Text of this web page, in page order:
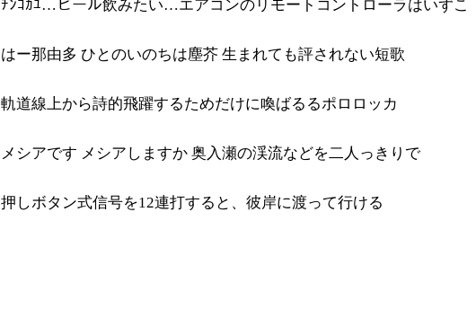
ﾁﾝｺｶﾕ…ビール飲みたい…エアコンのリモートコントローラはいずこ
はー那由多 ひとのいのちは塵芥 生まれても評されない短歌
軌道線上から詩的飛躍するためだけに喚ばるるポロロッカ
メシアです メシアしますか 奥入瀬の渓流などを二人っきりで
押しボタン式信号を12連打すると、彼岸に渡って行ける